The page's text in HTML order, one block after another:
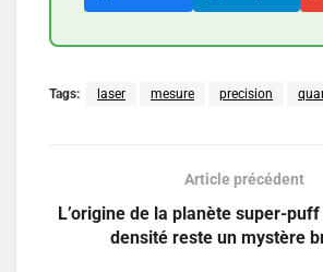
Tags: laser mesure precision
Article précédent
L’origine de la planète super-
densité reste un mystère